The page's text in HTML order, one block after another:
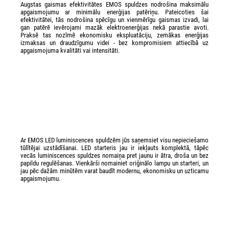
Augstas gaismas efektivitātes EMOS spuldzes nodrošina maksimālu
apgaismojumu ar minimālu enerģijas patēriņu. Pateicoties šai
efektivitātei, tās nodrošina spēcīgu un vienmērīgu gaismas izvadi, lai
gan patērē ievērojami mazāk elektroenerģijas nekā parastie avoti.
Praksē tas nozīmē ekonomisku ekspluatāciju, zemākas enerģijas
izmaksas un draudzīgumu videi - bez kompromisiem attiecībā uz
apgaismojuma kvalitāti vai intensitāti.
Ar EMOS LED luminiscences spuldzēm jūs saņemsiet visu nepieciešamo
tūlītējai uzstādīšanai. LED starteris jau ir iekļauts komplektā, tāpēc
vecās luminiscences spuldzes nomaiņa pret jaunu ir ātra, droša un bez
papildu regulēšanas. Vienkārši nomainiet oriģinālo lampu un starteri, un
jau pēc dažām minūtēm varat baudīt modernu, ekonomisku un uzticamu
apgaismojumu.